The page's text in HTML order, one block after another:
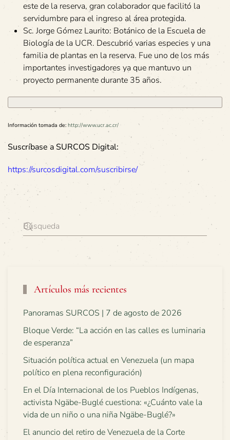
este de la reserva, gran colaborador que facilitó la
servidumbre para el ingreso al área protegida.
Sc. Jorge Gómez Laurito: Botánico de la Escuela de
Biología de la UCR. Descubrió varias especies y una
familia de plantas en la reserva. Fue uno de los más
importantes investigadores ya que mantuvo un
proyecto permanente durante 35 años.
Información tomada de: http://www.ucr.ac.cr/
Suscríbase a SURCOS Digital:
https://surcosdigital.com/suscribirse/
Artículos más recientes
Panoramas SURCOS | 7 de agosto de 2026
Bloque Verde: “La acción en las calles es luminaria
de esperanza”
Situación política actual en Venezuela (un mapa
político en plena reconfiguración)
En el Día Internacional de los Pueblos Indígenas,
activista Ngäbe-Buglé cuestiona: «¿Cuánto vale la
vida de un niño o una niña Ngäbe-Buglé?»
El anuncio del retiro de Venezuela de la Corte